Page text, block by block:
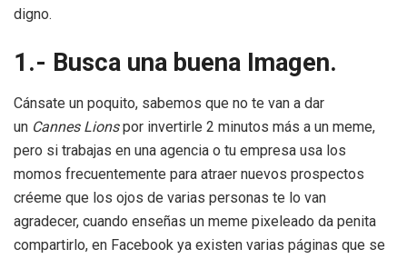
digno.
1.- Busca una buena Imagen.
Cánsate un poquito, sabemos que no te van a dar
un Cannes Lionspor invertirle 2 minutos más a un meme,
pero si trabajas en una agencia o tu empresa usa los
momos frecuentemente para atraer nuevos prospectos
créeme que los ojos de varias personas te lo van
agradecer, cuando enseñas un meme pixeleado da penita
compartirlo, en Facebook ya existen varias páginas que se